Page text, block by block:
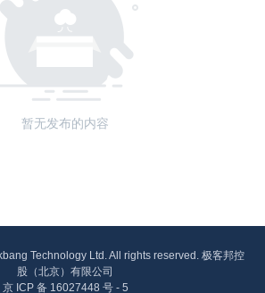
暂无发布的内容
Technology Ltd. All rights reserved. 极客邦控
股（北京）有限公司
京 ICP 备 16027448 号 - 5